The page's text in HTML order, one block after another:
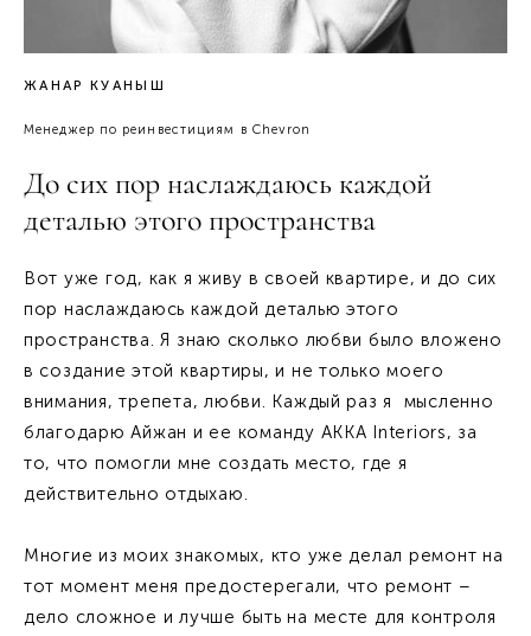
ЖАНАР КУАНЫШ
Менеджер по реинвестициям в Chevron
До сих пор наслаждаюсь каждой
деталью этого пространства
Вот уже год, как я живу в своей квартире, и до сих
пор наслаждаюсь каждой деталью этого
пространства. Я знаю сколько любви было вложено
в создание этой квартиры, и не только моего
внимания, трепета, любви. Каждый раз я мысленно
благодарю Айжан и ее команду AKKA Interiors, за
то, что помогли мне создать место, где я
действительно отдыхаю.
Многие из моих знакомых, кто уже делал ремонт на
тот момент меня предостерегали, что ремонт –
дело сложное и лучше быть на месте для контроля